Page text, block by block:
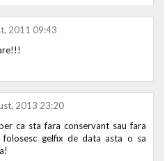
2011 09:43
2013 23:20
ca sta fara conservant sau fara
gelfix de data asta o sa